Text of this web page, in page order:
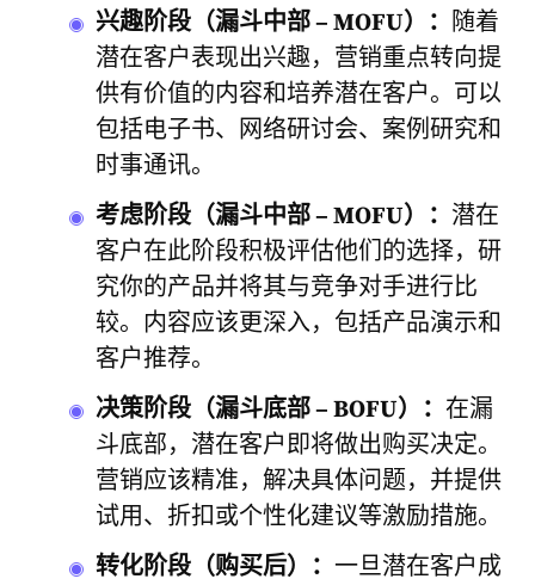
兴趣阶段（漏斗中部 – MOFU）： 随着
潜在客户表现出兴趣，营销重点转向提
供有价值的内容和培养潜在客户。可以
包括电子书、网络研讨会、案例研究和
时事通讯。
考虑阶段（漏斗中部 – MOFU）： 潜在
客户在此阶段积极评估他们的选择，研
究你的产品并将其与竞争对手进行比
较。内容应该更深入，包括产品演示和
客户推荐。
决策阶段（漏斗底部 – BOFU）： 在漏
斗底部，潜在客户即将做出购买决定。
营销应该精准，解决具体问题，并提供
试用、折扣或个性化建议等激励措施。
转化阶段（购买后）： 一旦潜在客户成